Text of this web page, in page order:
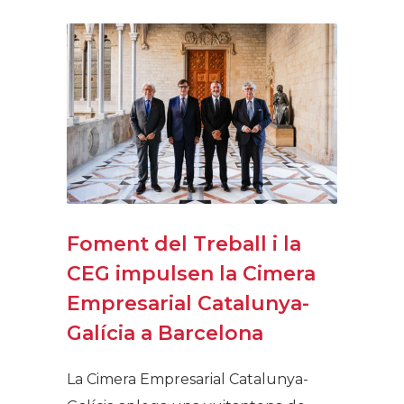
Foment del Treball i la
CEG impulsen la Cimera
Empresarial Catalunya-
Galícia a Barcelona
La Cimera Empresarial Catalunya-